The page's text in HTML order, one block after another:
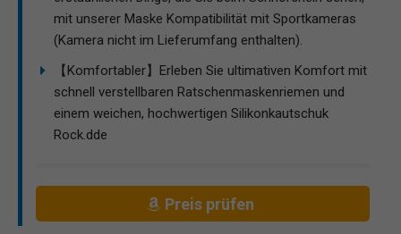
mit unserer Maske Kompatibilität mit Sportkameras
(Kamera nicht im Lieferumfang enthalten).
【Komfortabler】Erleben Sie ultimativen Komfort mit
schnell verstellbaren Ratschenmaskenriemen und
einem weichen, hochwertigen Silikonkautschuk
Rock.dde
Preis prüfen